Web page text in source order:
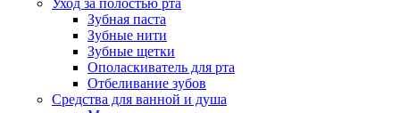
Уход за полостью рта
Зубная паста
Зубные нити
Зубные щетки
Ополаскиватель для рта
Отбеливание зубов
Средства для ванной и душа